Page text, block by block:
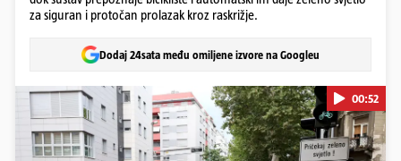
za siguran i protočan prolazak kroz raskrižje.
Dodaj 24sata među omiljene izvore na Googleu
00:52